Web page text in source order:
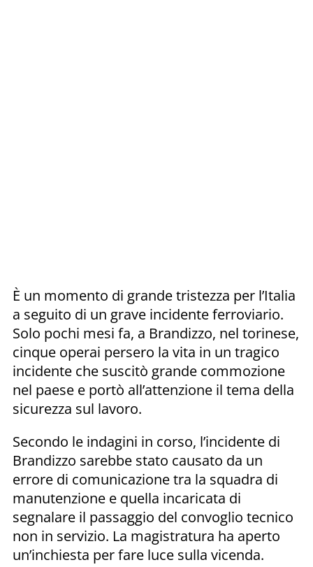
È un momento di grande tristezza per l’Italia
a seguito di un grave incidente ferroviario.
Solo pochi mesi fa, a Brandizzo, nel torinese,
cinque operai persero la vita in un tragico
incidente che suscitò grande commozione
nel paese e portò all’attenzione il tema della
sicurezza sul lavoro.
Secondo le indagini in corso, l’incidente di
Brandizzo sarebbe stato causato da un
errore di comunicazione tra la squadra di
manutenzione e quella incaricata di
segnalare il passaggio del convoglio tecnico
non in servizio. La magistratura ha aperto
un’inchiesta per fare luce sulla vicenda.